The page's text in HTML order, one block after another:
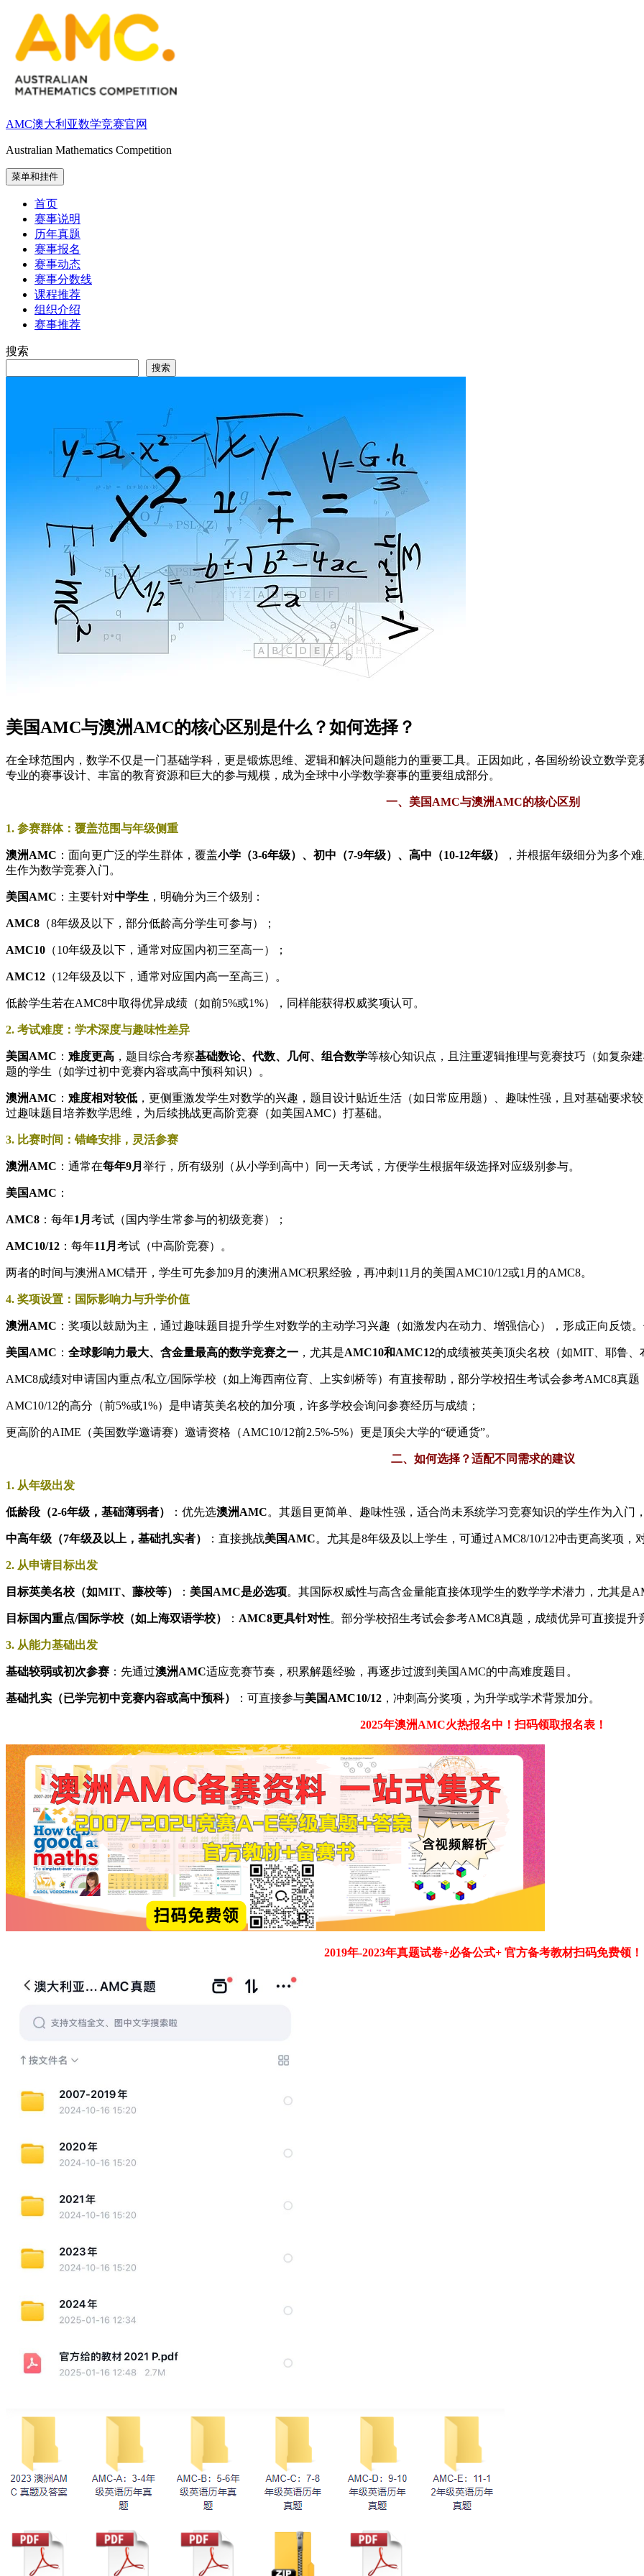
容
AMC澳大利亚数学竞赛官网
Australian Mathematics Competition
菜单和挂件
首页
赛事说明
历年真题
赛事报名
赛事动态
赛事分数线
课程推荐
组织介绍
赛事推荐
搜索
搜索
美国AMC与澳洲AMC的核心区别​​是什么？如何选择？
在全球范围内，数学不仅是一门基础学科，更是锻炼思维、逻辑和解决问题能力的重要工具。正因如此，各国纷纷设立数学
专业的赛事设计、丰富的教育资源和巨大的参与规模，成为全球中小学数学赛事的重要组成部分。
一、美国AMC与澳洲AMC的核心区别​
​1. 参赛群体：覆盖范围与年级侧重​
​澳洲AMC​ ​：面向更广泛的学生群体，覆盖​​小学（3-6年级）、初中（7-9年级）、高中（10-12年级）​
，并根据年级细分为多个
生作为数学竞赛入门。
​美国AMC​ ​：主要针对​​中学生​ ​，明确分为三个级别：
AMC8​ ​（8年级及以下，部分低龄高分学生可参与）；
​AMC10​ ​（10年级及以下，通常对应国内初三至高一）；
​AMC12​ ​（12年级及以下，通常对应国内高一至高三）。
低龄学生若在AMC8中取得优异成绩（如前5%或1%），同样能获得权威奖项认可。
​​2. 考试难度：学术深度与趣味性差异​​
​美国AMC​ ​：​ ​难度更高​ ​，题目综合考察​​基础数论、代数、几何、组合数学​等核心知识点，且注重逻辑推理与竞赛技巧（如复杂
题的学生（如学过初中竞赛内容或高中预科知识）。
​澳洲AMC​ ​：​ ​难度相对较低​ ，更侧重激发学生对数学的兴趣，题目设计贴近生活（如日常应用题）、趣味性强，且对基础要求
过趣味题目培养数学思维，为后续挑战更高阶竞赛（如美国AMC）打基础。
​​3. 比赛时间：错峰安排，灵活参赛​​
​澳洲AMC​ ​：通常在​​每年9月​ ​举行，所有级别（从小学到高中）同一天考试，方便学生根据年级选择对应级别参与。
​美国AMC​ ​：
​AMC8​ ​：每年​​1月​ ​考试（国内学生常参与的初级竞赛）；
​AMC10/12​ ​：每年​​11月​ ​考试（中高阶竞赛）。
两者的时间与澳洲AMC错开，学生可先参加9月的澳洲AMC积累经验，再冲刺11月的美国AMC10/12或1月的AMC8。
​​4. 奖项设置：国际影响力与升学价值​​
​澳洲AMC​ ：奖项以鼓励为主，通过趣味题目提升学生对数学的主动学习兴趣（如激发内在动力、增强信心），形成正向反馈
​美国AMC​ ​：​ ​全球影响力最大、含金量最高的数学竞赛之一​ ​，尤其是​​AMC10和AMC12​的成绩被英美顶尖名校（如MIT、耶鲁
AMC8成绩对申请国内重点/私立/国际学校（如上海西南位育、上实剑桥等）有直接帮助，部分学校招生考试会参考AMC8真题
AMC10/12的高分（前5%或1%）是申请英美名校的加分项，许多学校会询问参赛经历与成绩；
更高阶的AIME（美国数学邀请赛）邀请资格（AMC10/12前2.5%-5%）更是顶尖大学的“硬通货”。
二、如何选择？适配不同需求的建议​
​1. 从年级出发​
​低龄段（2-6年级，基础薄弱者）​ ​：优先选​​澳洲AMC​。其题目更简单、趣味性强，适合尚未系统学习竞赛知识的学生作为入门
中高年级（7年级及以上，基础扎实者）​ ​：直接挑战​​美国AMC​。尤其是8年级及以上学生，可通过AMC8/10/12冲击更高奖项，
​​2. 从申请目标出发​​
​目标英美名校（如MIT、藤校等）​ ​：​ ​美国AMC是必选项​。其国际权威性与高含金量能直接体现学生的数学学术潜力，尤其是
​目标国内重点/国际学校（如上海双语学校）​ ​：​ ​AMC8更具针对性​。部分学校招生考试会参考AMC8真题，成绩优异可直接提升
​​3. 从能力基础出发​​
​基础较弱或初次参赛​ ​：先通过​​澳洲AMC​​适应竞赛节奏，积累解题经验，再逐步过渡到美国AMC的中高难度题目。
​基础扎实（已学完初中竞赛内容或高中预科）​ ​：可直接参与​​美国AMC10/12​ ​，冲刺高分奖项，为升学或学术背景加分。
2025年澳洲AMC火热报名中！扫码领取报名表！
2019年-2023年真题试卷+必备公式+ 官方备考教材扫码免费领！